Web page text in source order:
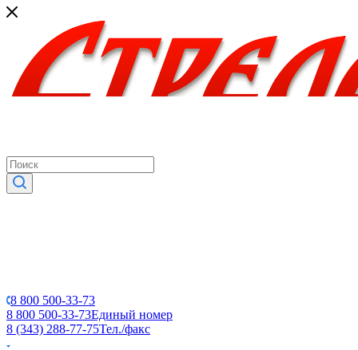
8 800 500-33-73
8 800 500-33-73Единый номер
8 (343) 288-77-75Тел./факс